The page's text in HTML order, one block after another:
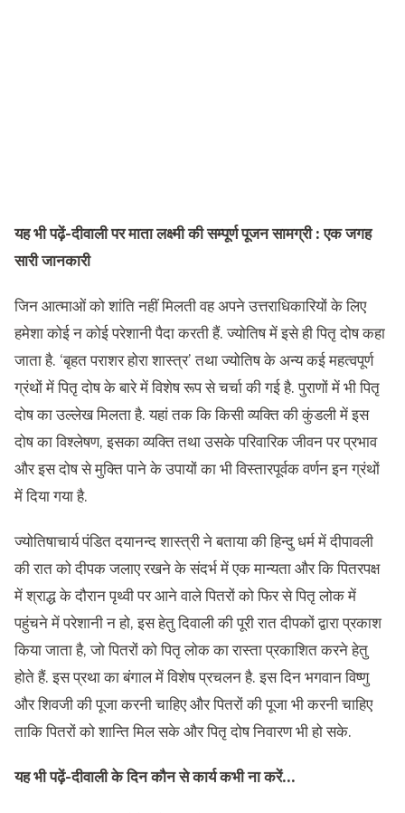
यह भी पढ़ें-दीवाली पर माता लक्ष्मी की सम्पूर्ण पूजन सामग्री : एक जगह
सारी जानकारी
जिन आत्माओं को शांति नहीं मिलती वह अपने उत्तराधिकारियों के लिए
हमेशा कोई न कोई परेशानी पैदा करती हैं. ज्योतिष में इसे ही पितृ दोष कहा
जाता है. ‘बृहत पराशर होरा शास्त्र’ तथा ज्योतिष के अन्य कई महत्वपूर्ण
ग्रंथों में पितृ दोष के बारे में विशेष रूप से चर्चा की गई है. पुराणों में भी पितृ
दोष का उल्लेख मिलता है. यहां तक कि किसी व्यक्ति की कुंडली में इस
दोष का विश्लेषण, इसका व्यक्ति तथा उसके परिवारिक जीवन पर प्रभाव
और इस दोष से मुक्ति पाने के उपायों का भी विस्तारपूर्वक वर्णन इन ग्रंथों
में दिया गया है.
ज्योतिषाचार्य पंडित दयानन्द शास्त्री ने बताया की हिन्‍दु धर्म में दीपावली
की रात को दीपक जलाए रखने के संदर्भ में एक मान्‍यता और कि पितरपक्ष
में श्राद्ध के दौरान पृथ्‍वी पर आने वाले पितरों को फिर से पितृ लोक में
पहुंचने में परेशानी न हो, इस हेतु दिवाली की पूरी रात दीपकों द्वारा प्रकाश
किया जाता है, जो पितरों को पितृ लोक का रास्‍ता प्रकाशित करने हेतु
होते हैं. इस प्रथा का बंगाल में विशेष प्रचलन है. इस दिन भगवान विष्णु
और शिवजी की पूजा करनी चाहिए और पितरों की पूजा भी करनी चाहिए
ताकि पितरों को शान्ति मिल सके और पितृ दोष निवारण भी हो सके.
यह भी पढ़ें-दीवाली के दिन कौन से कार्य कभी ना करें…